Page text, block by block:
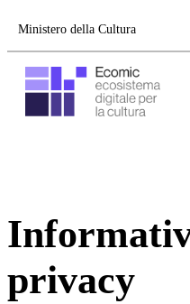
Ministero della Cultura
privacy